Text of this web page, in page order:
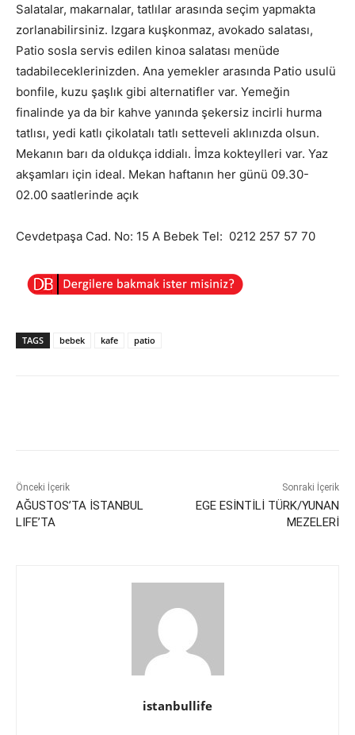
Salatalar, makarnalar, tatlılar arasında seçim yapmakta
zorlanabilirsiniz. Izgara kuşkonmaz, avokado salatası,
Patio sosla servis edilen kinoa salatası menüde
tadabileceklerinizden. Ana yemekler arasında Patio usulü
bonfile, kuzu şaşlık gibi alternatifler var. Yemeğin
finalinde ya da bir kahve yanında şekersiz incirli hurma
tatlısı, yedi katlı çikolatalı tatlı setteveli aklınızda olsun.
Mekanın barı da oldukça iddialı. İmza kokteylleri var. Yaz
akşamları için ideal. Mekan haftanın her günü 09.30-
02.00 saatlerinde açık
Cevdetpaşa Cad. No: 15 A Bebek Tel: 0212 257 57 70
TAGS bebek kafe patio
Önceki İçerik
AĞUSTOS’TA İSTANBUL
LIFE’TA
Sonraki İçerik
EGE ESİNTİLİ TÜRK/YUNAN
MEZELERİ
istanbullife